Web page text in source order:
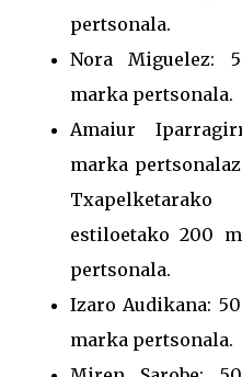
pertsonala.
Nora Miguelez:
marka pertsonala.
Amaiur
marka
estiloetako 200
pertsonala.
Izaro Audikana:
marka pertsonala.